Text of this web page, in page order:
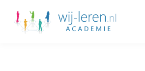
Kennisdossiers
Series